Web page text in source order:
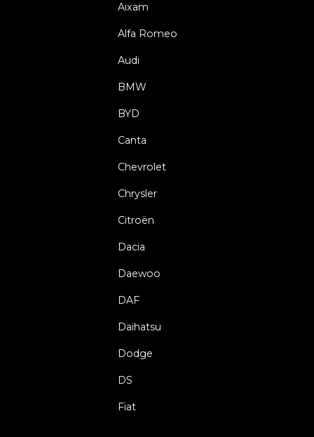
Aixam
Alfa Romeo
Audi
BMW
BYD
Canta
Chevrolet
Chrysler
Citroën
Dacia
Daewoo
DAF
Daihatsu
Dodge
DS
Fiat